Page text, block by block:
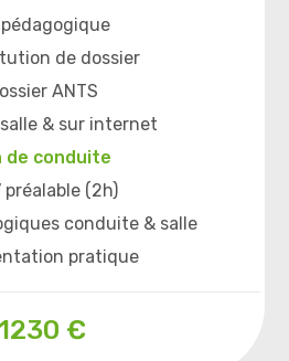
de dossier
ANTS
& sur internet
de conduite
préalable (2h)
conduite & salle
pratique
€